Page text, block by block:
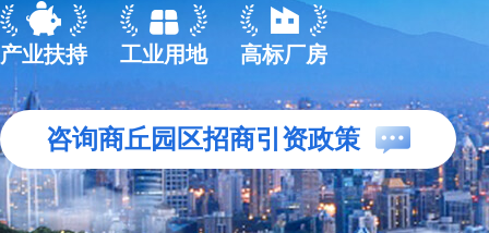
产业扶持 工业用地 高标厂房
咨询商丘园区招商引资政策